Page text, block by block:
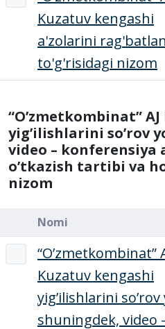
Kuzatuv kengashi
a'zolarini
to'g'risidagi nizom
“O’zmetkombinat”
yig’ilishlarini so’rov
video – konferensiya
o’tkazish tartibi va
nizom
Nomi
“O’zmetkombinat”
Kuzatuv kengashi
yig’ilishlarini so’rov
shuningdek, video